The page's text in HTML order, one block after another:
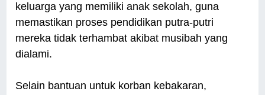
keluarga yang memiliki anak sekolah, guna
memastikan proses pendidikan putra-putri
mereka tidak terhambat akibat musibah yang
dialami.
Selain bantuan untuk korban kebakaran,